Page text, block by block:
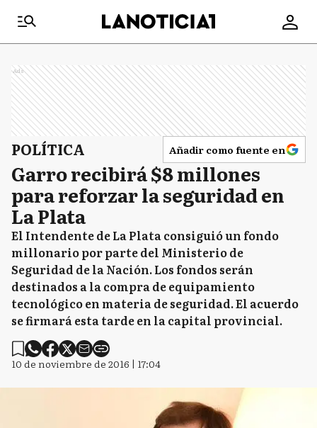
Ads
POLÍTICA Añadir como fuente en
Garro recibirá $8 millones
para reforzar la seguridad en
La Plata
El Intendente de La Plata consiguió un fondo
millonario por parte del Ministerio de
Seguridad de la Nación. Los fondos serán
destinados a la compra de equipamiento
tecnológico en materia de seguridad. El acuerdo
se firmará esta tarde en la capital provincial.
10 de noviembre de 2016 | 17:04